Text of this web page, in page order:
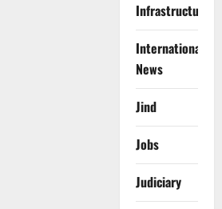
Infrastructure
International
News
Jind
Jobs
Judiciary